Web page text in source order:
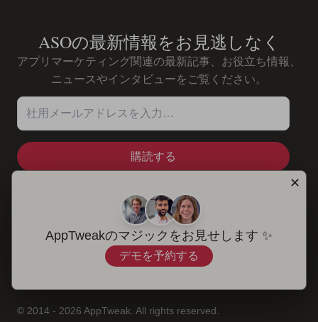
ASOの最新情報をお見逃しなく
アプリマーケティング関連の最新記事、お役立ち情報、
ニュースやインタビューをご覧ください。
社用メールアドレスを入力…
© 2014 - 2026 AppTweak. All rights reserved.
AppTweakのマジックをお見せします ✨
デモを予約する
✕